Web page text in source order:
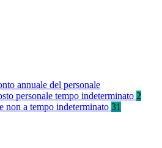
annuale del personale
personale tempo indeterminato 2
non a tempo indeterminato 31